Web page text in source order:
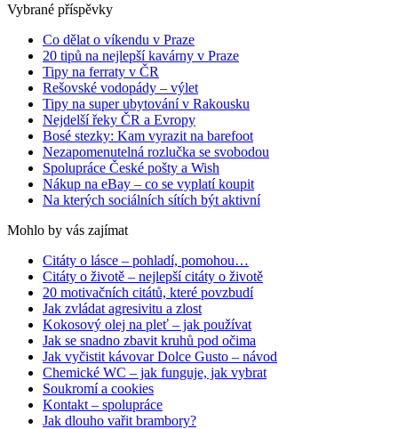
Vybrané příspěvky
Co dělat o víkendu v Praze
20 tipů na nejlepší kavárny v Praze
Tipy na ferraty v ČR
Rešovské vodopády – výlet
Tipy na super ubytování v Rakousku
Nejdelší řeky ČR a Evropy
Bosé stezky: Kam vyrazit na barefoot
Nezapomenutelná rozlučka se svobodou
Spolupráce České pošty a Wish
Nákup na eBay – co se vyplatí koupit
Na kterých sociálních sítích být aktivní
Mohlo by vás zajímat
Citáty o lásce – pohladí, pomohou…
Citáty o životě – nejlepší citáty o životě
20 motivačních citátů, které povzbudí
Jak zvládat agresivitu a zlost
Kokosový olej na pleť – jak používat
Jak se snadno zbavit kruhů pod očima
Jak vyčistit kávovar Dolce Gusto – návod
Chemické WC – jak funguje, jak vybrat
Soukromí a cookies
Kontakt – spolupráce
Jak dlouho vařit brambory?